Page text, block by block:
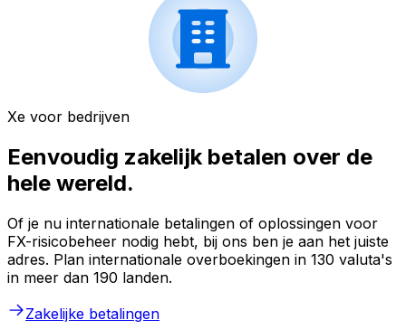
Xe voor bedrijven
Eenvoudig zakelijk betalen over de
hele wereld.
Of je nu internationale betalingen of oplossingen voor
FX-risicobeheer nodig hebt, bij ons ben je aan het juiste
adres. Plan internationale overboekingen in 130 valuta's
in meer dan 190 landen.
Zakelijke betalingen